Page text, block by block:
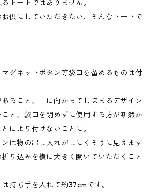
トートではありません。
供にしていただきたい、そんなトートで
グネットボタン等袋口を留めるものは付
ること、上に向かってしぼまるデザイン
と、袋口を閉めずに使用する方が断然か
により付けないことに。
ンは物の出し入れがしにくそうに見えます
り込みを横に大きく開いていただくこと
持ち手を入れて約37cmです。